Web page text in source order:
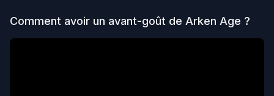
Comment avoir un avant-goût de Arken Age ?